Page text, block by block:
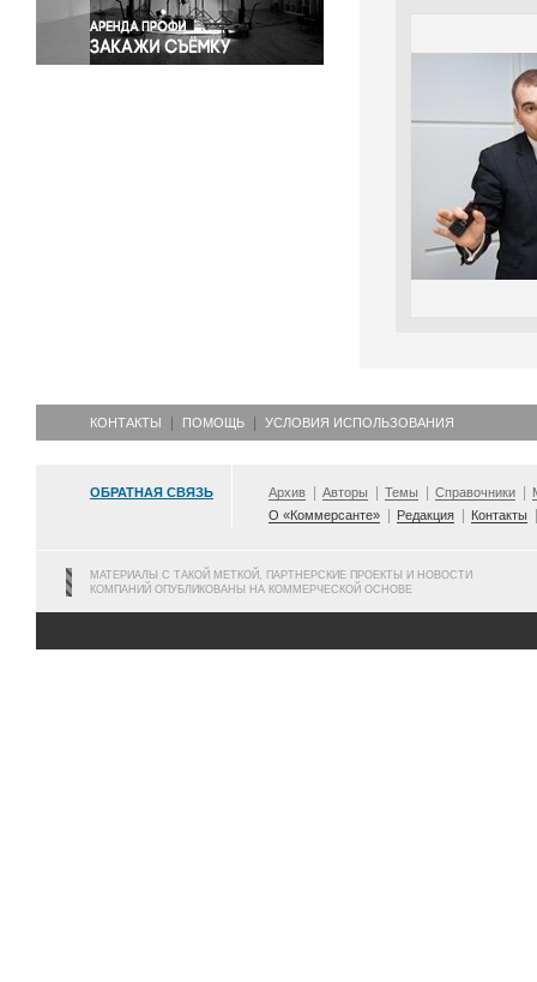
Экономика и бизнес
КОНТАКТЫ ПОМОЩЬ УСЛОВИЯ ИСПОЛЬЗОВАНИЯ
ОБРАТНАЯ СВЯЗЬ Архив Авторы Темы Справочники
О «Коммерсанте»
Редакция Контакты
МАТЕРИАЛЫ С ТАКОЙ МЕТКОЙ, ПАРТНЕРСКИЕ ПРОЕКТЫ И НОВОСТИ
КОМПАНИЙ ОПУБЛИКОВАНЫ НА КОММЕРЧЕСКОЙ ОСНОВЕ